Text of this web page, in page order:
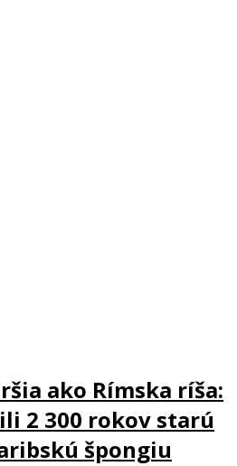
ako Rímska ríša:
2 300 rokov starú
špongiu